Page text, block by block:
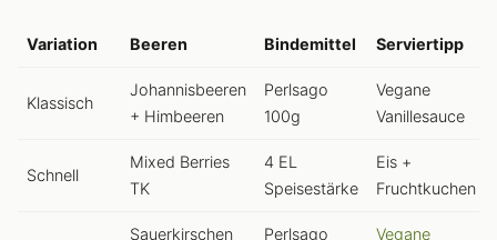
Variation Beeren Bindemittel Serviertipp
Klassisch
Johannisbeeren
+ Himbeeren
Perlsago
100g
Vegane
Vanillesauce
Schnell
Mixed Berries
TK
4 EL
Speisestärke
Eis +
Fruchtkuchen
Sauerkirschen Perlsago Vegane